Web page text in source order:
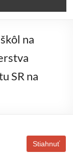
na
SR na
Stiahnuť